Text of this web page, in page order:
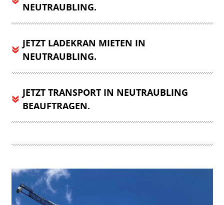
NEUTRAUBLING.
JETZT LADEKRAN MIETEN IN
NEUTRAUBLING.
JETZT TRANSPORT IN NEUTRAUBLING
BEAUFTRAGEN.